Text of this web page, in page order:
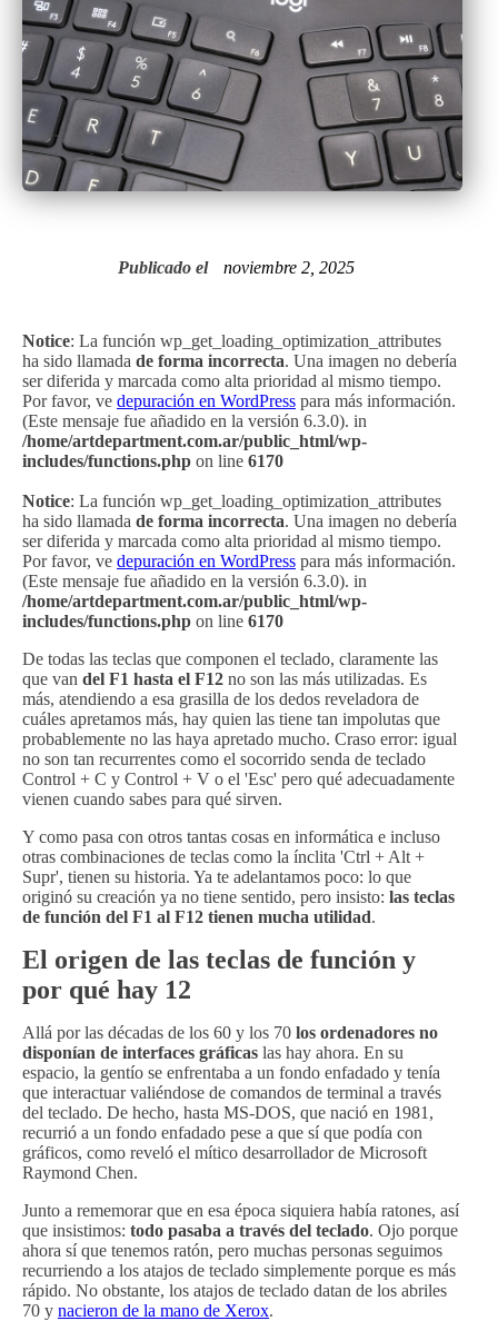
Publicado el noviembre 2, 2025
Notice: La función wp_get_loading_optimization_attributes
ha sido llamada de forma incorrecta. Una imagen no debería
ser diferida y marcada como alta prioridad al mismo tiempo.
Por favor, ve depuración en WordPress para más información.
(Este mensaje fue añadido en la versión 6.3.0). in
/home/artdepartment.com.ar/public_html/wp-
includes/functions.php on line 6170
Notice: La función wp_get_loading_optimization_attributes
ha sido llamada de forma incorrecta. Una imagen no debería
ser diferida y marcada como alta prioridad al mismo tiempo.
Por favor, ve depuración en WordPress para más información.
(Este mensaje fue añadido en la versión 6.3.0). in
/home/artdepartment.com.ar/public_html/wp-
includes/functions.php on line 6170
De todas las teclas que componen el teclado, claramente las
que van del F1 hasta el F12 no son las más utilizadas. Es
más, atendiendo a esa grasilla de los dedos reveladora de
cuáles apretamos más, hay quien las tiene tan impolutas que
probablemente no las haya apretado mucho. Craso error: igual
no son tan recurrentes como el socorrido senda de teclado
Control + C y Control + V o el 'Esc' pero qué adecuadamente
vienen cuando sabes para qué sirven.
Y como pasa con otros tantas cosas en informática e incluso
otras combinaciones de teclas como la ínclita 'Ctrl + Alt +
Supr', tienen su historia. Ya te adelantamos poco: lo que
originó su creación ya no tiene sentido, pero insisto: las teclas
de función del F1 al F12 tienen mucha utilidad.
El origen de las teclas de función y
por qué hay 12
Allá por las décadas de los 60 y los 70 los ordenadores no
disponían de interfaces gráficas las hay ahora. En su
espacio, la gentío se enfrentaba a un fondo enfadado y tenía
que interactuar valiéndose de comandos de terminal a través
del teclado. De hecho, hasta MS-DOS, que nació en 1981,
recurrió a un fondo enfadado pese a que sí que podía con
gráficos, como reveló el mítico desarrollador de Microsoft
Raymond Chen.
Junto a rememorar que en esa época siquiera había ratones, así
que insistimos: todo pasaba a través del teclado. Ojo porque
ahora sí que tenemos ratón, pero muchas personas seguimos
recurriendo a los atajos de teclado simplemente porque es más
rápido. No obstante, los atajos de teclado datan de los abriles
70 y nacieron de la mano de Xerox.